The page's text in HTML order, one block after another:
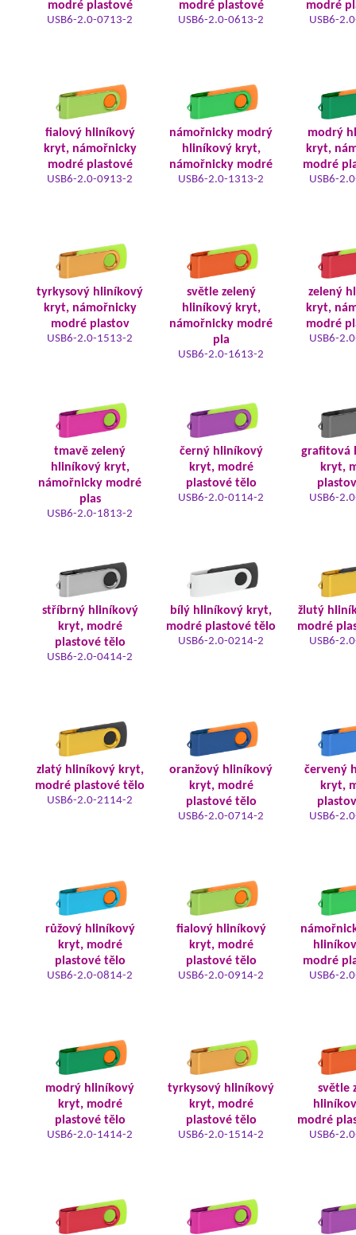
modré plastové
USB6-2.0-0713-2
modré plastové
USB6-2.0-0613-2
modré
USB6-
fialový hliníkový
kryt, námořnicky
modré plastové
USB6-2.0-0913-2
námořnicky modrý
hliníkový kryt,
námořnicky modré
USB6-2.0-1313-2
modrý
kryt,
modré
USB6-
tyrkysový hliníkový
kryt, námořnicky
modré plastov
USB6-2.0-1513-2
světle zelený
hliníkový kryt,
námořnicky modré
pla
USB6-2.0-1613-2
zelený
kryt,
modré
USB6-
tmavě zelený
hliníkový kryt,
námořnicky modré
plas
USB6-2.0-1813-2
černý hliníkový
kryt, modré
plastové tělo
USB6-2.0-0114-2
grafitová
kryt,
USB6-
stříbrný hliníkový
kryt, modré
plastové tělo
USB6-2.0-0414-2
bílý hliníkový kryt,
modré plastové tělo
USB6-2.0-0214-2
žlutý
modré
USB6-
zlatý hliníkový kryt,
modré plastové tělo
USB6-2.0-2114-2
oranžový hliníkový
kryt, modré
plastové tělo
USB6-2.0-0714-2
červený
kryt,
USB6-
růžový hliníkový
kryt, modré
plastové tělo
USB6-2.0-0814-2
fialový hliníkový
kryt, modré
plastové tělo
USB6-2.0-0914-2
modré
USB6-
modrý hliníkový
kryt, modré
plastové tělo
USB6-2.0-1414-2
tyrkysový hliníkový
kryt, modré
plastové tělo
USB6-2.0-1514-2
světle
modré
USB6-